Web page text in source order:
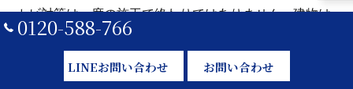
カビ対策は一度の施工で終わりではありません。建物は
経年とともに環境が変化し、湿気条件や使用状況も変わ
っていきます。弊社では、工務店やハウスメーカーと連
携し、引き渡し後のメンテナンスや定期点検の中でカビ
0120-588-766
LINEお問い合わせ お問い合わせ